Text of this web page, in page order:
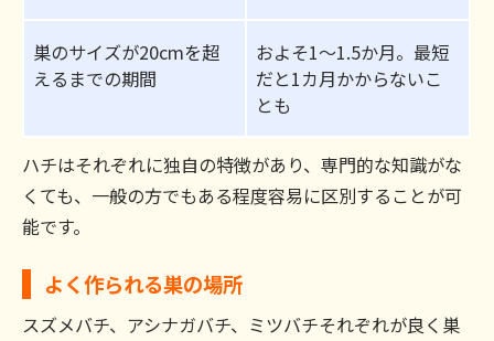
巣のサイズが20cmを超
えるまでの期間
およそ1～1.5か月。最短
だと1カ月かからないこ
とも
ハチはそれぞれに独自の特徴があり、専門的な知識がな
くても、一般の方でもある程度容易に区別することが可
能です。
よく作られる巣の場所
スズメバチ、アシナガバチ、ミツバチそれぞれが良く巣